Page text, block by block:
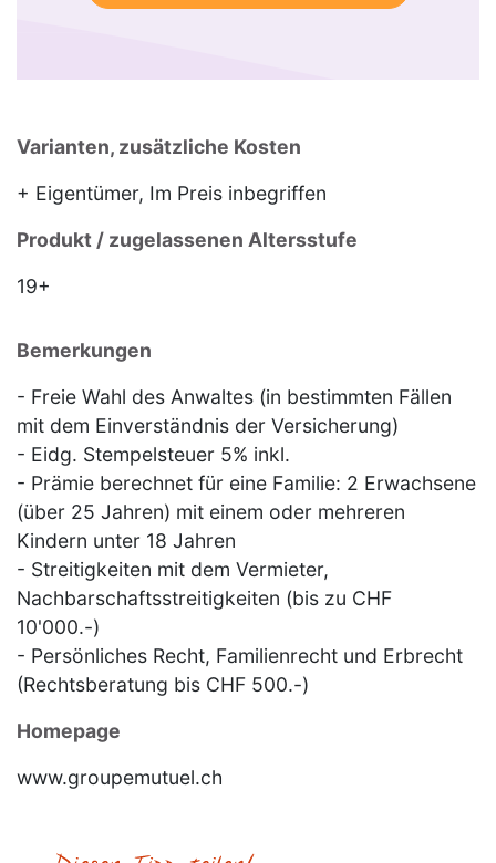
Varianten, zusätzliche Kosten
+ Eigentümer, Im Preis inbegriffen
Produkt / zugelassenen Altersstufe
19+
Bemerkungen
- Freie Wahl des Anwaltes (in bestimmten Fällen
mit dem Einverständnis der Versicherung)
- Eidg. Stempelsteuer 5% inkl.
- Prämie berechnet für eine Familie: 2 Erwachsene
(über 25 Jahren) mit einem oder mehreren
Kindern unter 18 Jahren
- Streitigkeiten mit dem Vermieter,
Nachbarschaftsstreitigkeiten (bis zu CHF
10'000.-)
- Persönliches Recht, Familienrecht und Erbrecht
(Rechtsberatung bis CHF 500.-)
Homepage
www.groupemutuel.ch